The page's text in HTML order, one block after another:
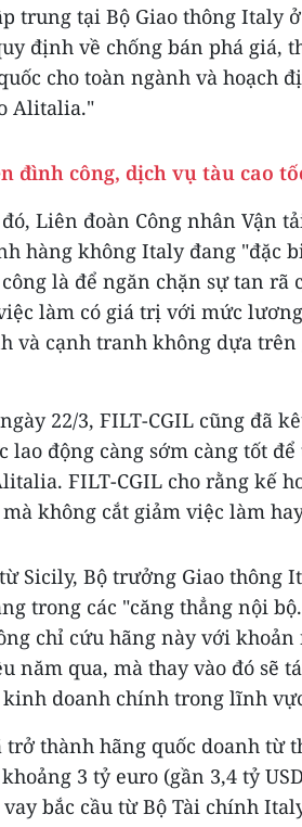
trung tại Bộ Giao thông Italy
định về chống bán phá giá,
cho toàn ngành và hoạch
Alitalia."
đình công, dịch vụ tàu cao
Liên đoàn Công nhân Vận
hàng không Italy đang "đặc
là để ngăn chặn sự tan rã
làm có giá trị với mức
và cạnh tranh không dựa
22/3, FILT-CGIL cũng đã
lao động càng sớm càng tốt
FILT-CGIL cho rằng kế
không cắt giảm việc làm
Sicily, Bộ trưởng Giao thông
trong các "căng thẳng nội
chỉ cứu hãng này với
năm qua, mà thay vào đó sẽ
kinh doanh chính trong lĩnh
thành hãng quốc doanh từ
3 tỷ euro (gần 3,4 tỷ
bắc cầu từ Bộ Tài chính